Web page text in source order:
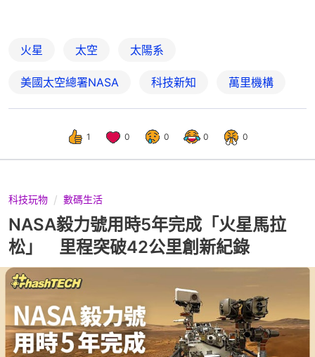
火星 太空 太陽系
美國太空總署NASA 科技新知 萬里機構
1 0 0 0 0
科技玩物 數碼生活
NASA毅力號用時5年完成「火星馬拉
松」 里程突破42公里創新紀錄